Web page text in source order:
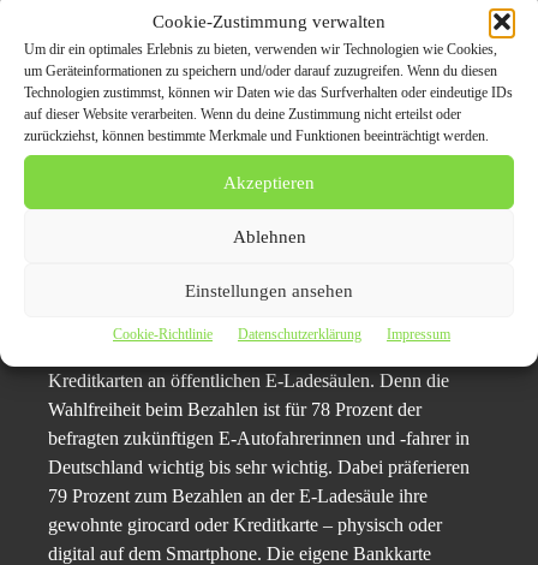
Cookie-Zustimmung verwalten
Um dir ein optimales Erlebnis zu bieten, verwenden wir Technologien wie Cookies,
um Geräteinformationen zu speichern und/oder darauf zuzugreifen. Wenn du diesen
Technologien zustimmst, können wir Daten wie das Surfverhalten oder eindeutige IDs
auf dieser Website verarbeiten. Wenn du deine Zustimmung nicht erteilst oder
zurückziehst, können bestimmte Merkmale und Funktionen beeinträchtigt werden.
Akzeptieren
Ablehnen
Einstellungen ansehen
Cookie-Richtlinie Datenschutzerklärung Impressum
einfach wie möglich zu gestalten. Denn das aktuelle
Bezahlchaos aus Apps, RFID-Ladekarten und
Guthabenkonten erschwert den Umstieg zur E-Mobilität
bei Verbraucherinnen und Verbrauchern und verunsichert
sehr.
Der Gesetzgeber in Deutschland hat bereits entschieden
Wunsch der Bürgerinnen und Bürger. Die novellierte
Kreditkarten an öffentlichen E-Ladesäulen. Denn die
Wahlfreiheit beim Bezahlen ist für 78 Prozent der
befragten zukünftigen E-Autofahrerinnen und -fahrer in
Deutschland wichtig bis sehr wichtig. Dabei präferieren
79 Prozent zum Bezahlen an der E-Ladesäule ihre
gewohnte girocard oder Kreditkarte – physisch oder
digital auf dem Smartphone. Die eigene Bankkarte